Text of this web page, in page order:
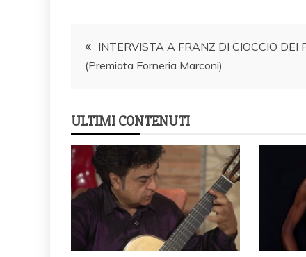
Post
navigation
INTERVISTA A FRANZ DI CIOCCIO DEI
(Premiata Forneria Marconi)
ULTIMI CONTENUTI